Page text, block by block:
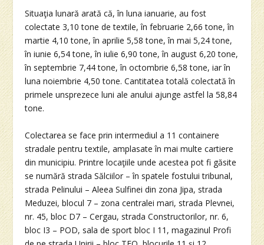
Situaţia lunară arată că, în luna ianuarie, au fost
colectate 3,10 tone de textile, în februarie 2,66 tone, în
martie 4,10 tone, în aprilie 5,58 tone, în mai 5,24 tone,
în iunie 6,54 tone, în iulie 6,90 tone, în august 6,20 tone,
în septembrie 7,44 tone, în octombrie 6,58 tone, iar în
luna noiembrie 4,50 tone. Cantitatea totală colectată în
primele unsprezece luni ale anului ajunge astfel la 58,84
tone.
Colectarea se face prin intermediul a 11 containere
stradale pentru textile, amplasate în mai multe cartiere
din municipiu. Printre locaţiile unde acestea pot fi găsite
se numără strada Sălciilor – în spatele fostului tribunal,
strada Pelinului – Aleea Sulfinei din zona Jipa, strada
Meduzei, blocul 7 – zona centralei mari, strada Plevnei,
nr. 45, bloc D7 – Cergau, strada Constructorilor, nr. 6,
bloc I3 – POD, sala de sport bloc I 11, magazinul Profi